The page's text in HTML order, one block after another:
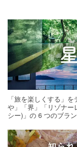
「旅を楽しくする」
や」「界」「リゾナー
シー)」の 6 つのブラ